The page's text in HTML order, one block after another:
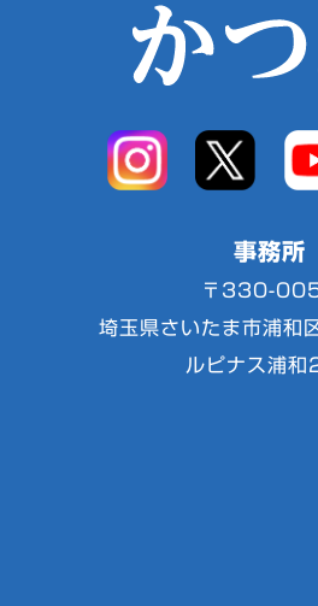
事務所
〒330-
埼玉県さいたま市浦
ルピナス浦